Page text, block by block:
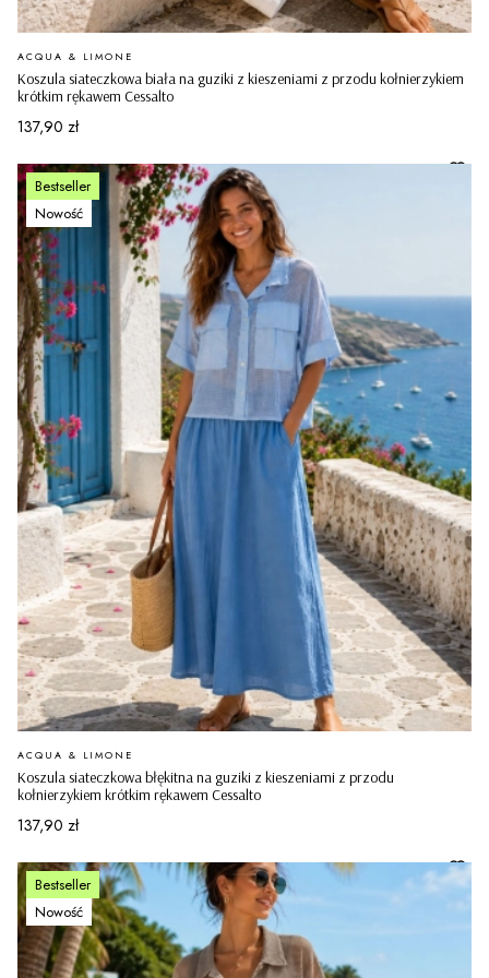
Koszula siateczkowa biała na guziki z kieszeniami z przodu kołnierzykiem
krótkim rękawem Cessalto
PRODUCENT
ACQUA & LIMONE
Cena
137,90 zł
Bestseller
Nowość
Koszula siateczkowa błękitna na guziki z kieszeniami z przodu
kołnierzykiem krótkim rękawem Cessalto
PRODUCENT
ACQUA & LIMONE
Cena
137,90 zł
Bestseller
Nowość